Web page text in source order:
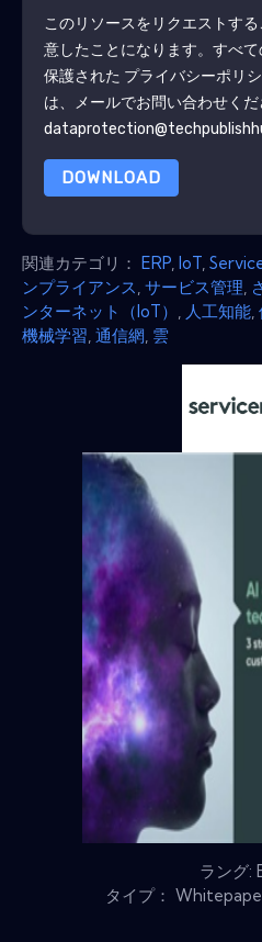
このリソースをリクエストす
意したことになります。すべ
保護された プライバシーポリ
は、メールでお問い合わせく
DOWNLOAD
関連カテゴリ： ERP IoT
ンプライアンス サービス管理
ンターネット（IoT）
人工知能
機械学習 通信網 雲
ラング:
タイプ：